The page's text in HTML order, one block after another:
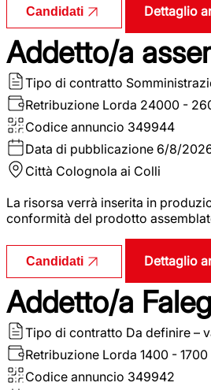
Candidati Dettaglio
Addetto/a
Tipo di contratto
Retribuzione Lorda 24000 -
Codice annuncio 349944
Data di pubblicazione 6/8/
Città Colognola ai Colli
La risorsa verrà inserita in
conformità del prodotto
Candidati Dettaglio
Addetto/a
Tipo di contratto Da definire –
Retribuzione Lorda 1400 -
Codice annuncio 349942